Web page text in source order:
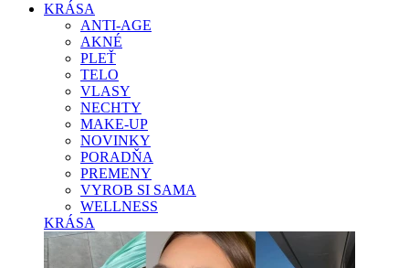
KRÁSA
ANTI-AGE
AKNÉ
PLEŤ
TELO
VLASY
NECHTY
MAKE-UP
NOVINKY
PORADŇA
PREMENY
VYROB SI SAMA
WELLNESS
KRÁSA